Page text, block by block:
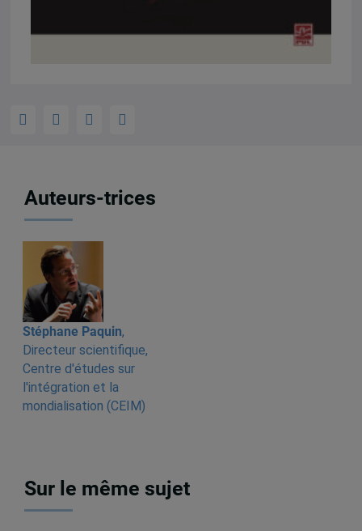
Auteurs-trices
Stéphane Paquin,
Directeur scientifique,
Centre d'études sur
l'intégration et la
mondialisation (CEIM)
Sur le même sujet